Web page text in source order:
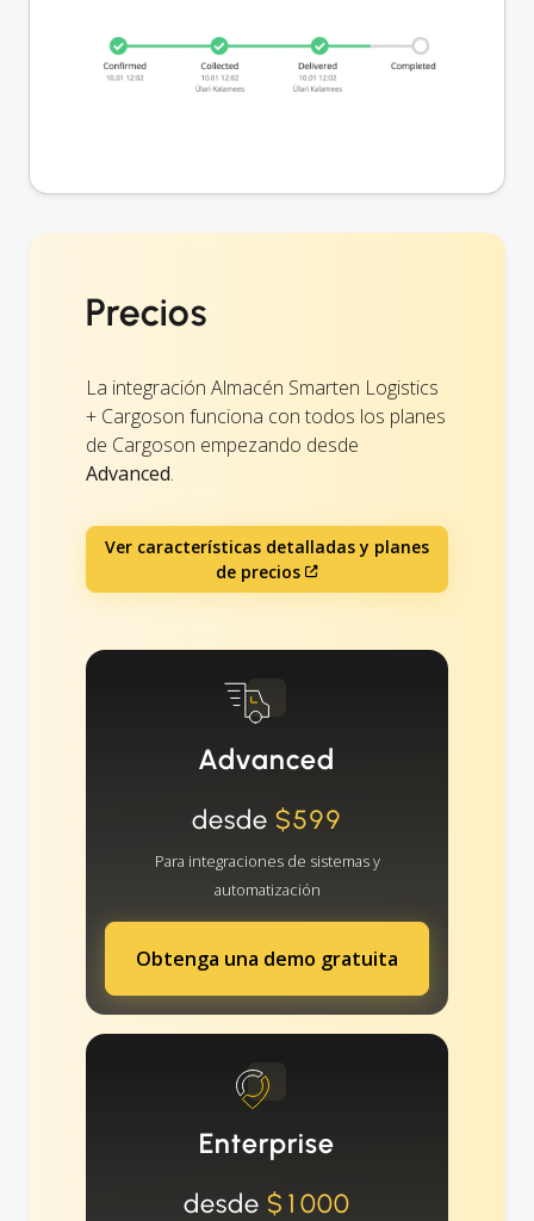
Precios
La integración Almacén Smarten Logistics
+ Cargoson funciona con todos los planes
de Cargoson empezando desde
Advanced.
Ver características detalladas y planes
de precios
Advanced
desde $599
Para integraciones de sistemas y
automatización
Obtenga una demo gratuita
Enterprise
desde $1000